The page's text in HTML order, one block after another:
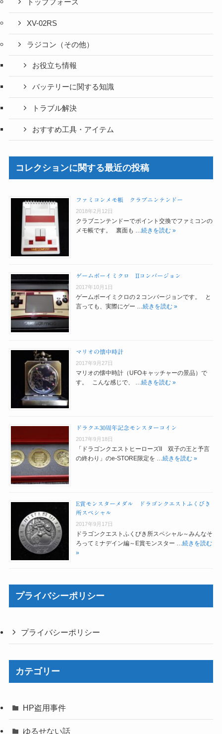
トップフォース
XV-02RS
ラジコン（その他）
お役立ち情報
バッテリーに関する知識
トラブル解決
おすすめ工具・アイテム
コレクションに関する最近の投稿
ファミコンメモ帳 クラブニンテンドー
2018年2月12日
クラブニンテンドーでポイント交換でファミコンの
メモ帳です。 裏面も … 続きを読む »
ゲームボーイミクロ IIコンバージョン
2017年10月1日
ゲームボーイミクロの２コンバージョンです。 と
言っても、実際にゲー … 続きを読む »
マリオの懐中時計
2017年9月27日
マリオの懐中時計（UFOキャッチャーの景品）で
す。 こんな感じで、 … 続きを読む »
ドラクエ30周年記念モンスターコイン
2017年9月18日
「ドラゴンクエストヒーローズII 双子の王と予言
の終わり」のe-STORE限定を … 続きを読む »
E賞モンスターメダル ドラゴンクエストふくびき
所スペシャル
2017年9月17日
ドラゴンクエストふくびき所スペシャル～みんなそ
ろってミナデイン編～E賞モンスター … 続きを読む
»
プライバシーポリシー
プライバシーポリシー
カテゴリー
HP盗用事件
ゆるせない話